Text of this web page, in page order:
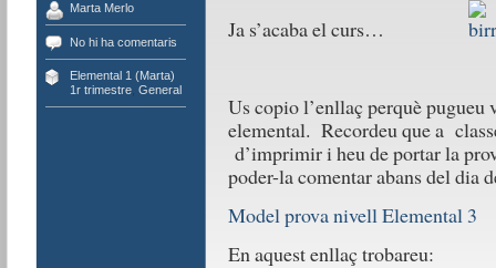
Marta Merlo
No hi ha comentaris
Elemental 1 (Marta)
1r trimestre, General
Ja s’acaba el curs…
Us copio l’enllaç perquè pugueu
elemental. Recordeu que a
d’imprimir i heu de portar la
poder-la comentar abans del dia
Model prova nivell Elemental 3
En aquest enllaç trobareu: